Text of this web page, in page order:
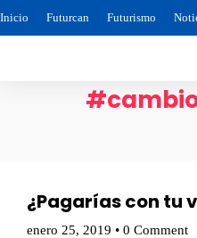
Inicio Futurcan Futurismo
¿Pagarías con tu
enero 25, 2019 • 0 Comment